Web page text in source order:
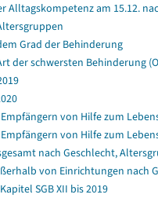
am 15.12.
Grad der Behinderung
der schwersten Behinderung
von Hilfe zum
von Hilfe zum
nach Geschlecht,
von Einrichtungen nach
SGB XII bis 2019